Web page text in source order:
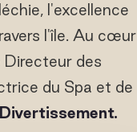
l'excellence
l'île. Au cœur
des
du Spa et de